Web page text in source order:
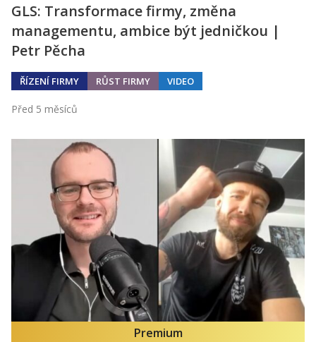
GLS: Transformace firmy, změna
managementu, ambice být jedničkou |
Petr Pěcha
ŘÍZENÍ FIRMY RŮST FIRMY VIDEO
Před 5 měsíců
Premium